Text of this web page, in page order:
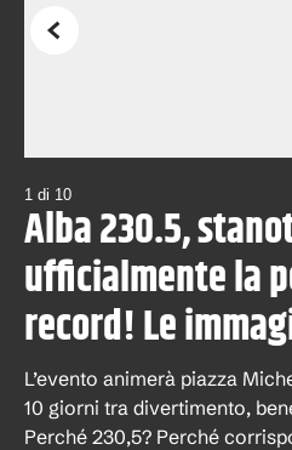
Precedente
1 di 10
Alba 230.5,
ufficialmente la
record! Le
L’evento animerà piazza
10 giorni tra divertimento,
Perché 230,5? Perché